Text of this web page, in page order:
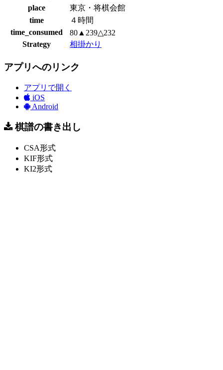
place
東京・将棋会館
time
４時間
time_consumed
80▲239△232
Strategy
相掛かり
アプリへのリンク
アプリで開く
iOS
Android
棋譜の書き出し
CSA形式
KIF形式
KI2形式